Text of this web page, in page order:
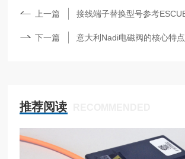
上一篇
下一篇 意大利Nadi电磁阀的核心特点
推荐阅读